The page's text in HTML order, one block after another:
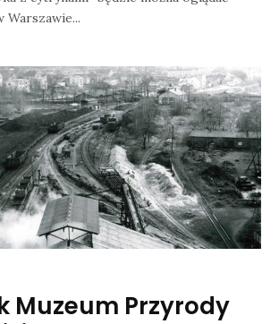
Warszawie...
Muzeum Przyrody